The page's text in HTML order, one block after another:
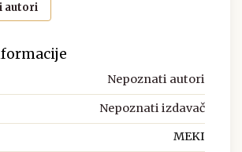
autori
Nepoznati autori
Nepoznati izdavač
MEKI